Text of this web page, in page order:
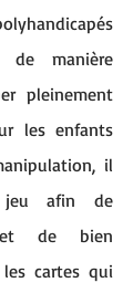
de manière
pleinement
les enfants
il
jeu afin de
de bien
cartes qui